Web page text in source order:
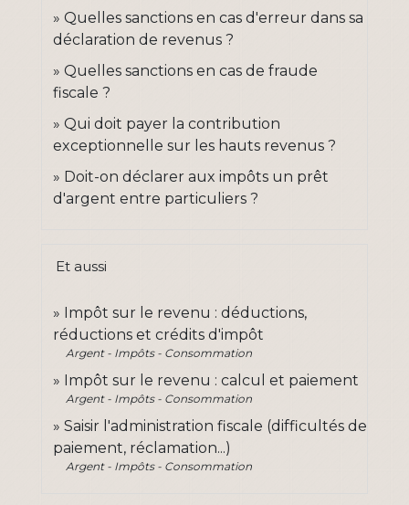
Quelles sanctions en cas d'erreur dans sa
déclaration de revenus ?
Quelles sanctions en cas de fraude
fiscale ?
Qui doit payer la contribution
exceptionnelle sur les hauts revenus ?
Doit-on déclarer aux impôts un prêt
d'argent entre particuliers ?
Et aussi
Impôt sur le revenu : déductions,
réductions et crédits d'impôt
Argent - Impôts - Consommation
Impôt sur le revenu : calcul et paiement
Argent - Impôts - Consommation
Saisir l'administration fiscale (difficultés de
paiement, réclamation...)
Argent - Impôts - Consommation